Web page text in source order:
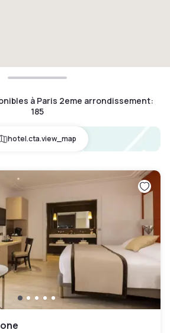
à Paris 2eme arrondissement:
185
hotel.cta.view_map